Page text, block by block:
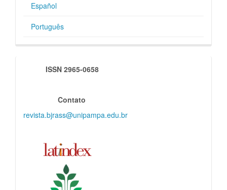
Español
Português
indexadores
ISSN 2965-0658
Contato
revista.bjrass@unipampa.edu.br